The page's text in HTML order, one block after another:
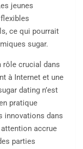
jeunes
ce qui pourrait
sugar.
rôle crucial dans
à Internet et une
dating n’est
pratique
innovations dans
attention accrue
parties